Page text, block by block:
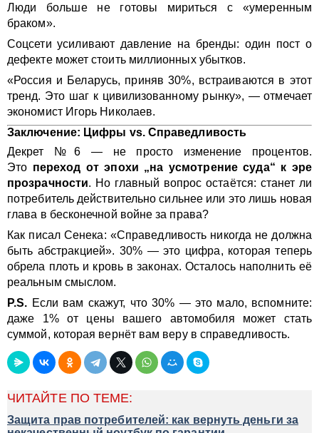
Люди больше не готовы мириться с «умеренным
браком».
Соцсети усиливают давление на бренды: один пост о
дефекте может стоить миллионных убытков.
«Россия и Беларусь, приняв 30%, встраиваются в этот
тренд. Это шаг к цивилизованному рынку», — отмечает
экономист Игорь Николаев.
Заключение: Цифры vs. Справедливость
Декрет №6 — не просто изменение процентов.
Это переход от эпохи „на усмотрение суда“ к эре
прозрачности. Но главный вопрос остаётся: станет ли
потребитель действительно сильнее или это лишь новая
глава в бесконечной войне за права?
Как писал Сенека: «Справедливость никогда не должна
быть абстракцией». 30% — это цифра, которая теперь
обрела плоть и кровь в законах. Осталось наполнить её
реальным смыслом.
P.S. Если вам скажут, что 30% — это мало, вспомните:
даже 1% от цены вашего автомобиля может стать
суммой, которая вернёт вам веру в справедливость.
ЧИТАЙТЕ ПО ТЕМЕ:
Защита прав потребителей: как вернуть деньги за